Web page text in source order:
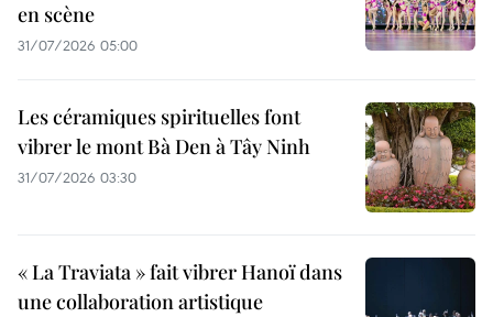
en scène
31/07/2026 05:00
Les céramiques spirituelles font
vibrer le mont Bà Den à Tây Ninh
31/07/2026 03:30
« La Traviata » fait vibrer Hanoï dans
une collaboration artistique